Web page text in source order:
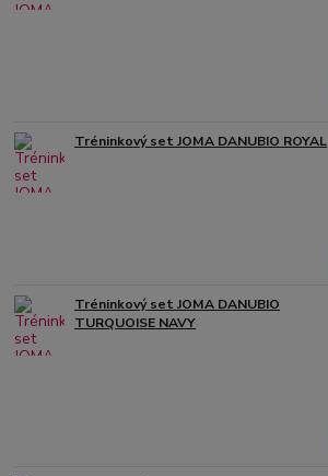
Tréninkový set JOMA DANUBIO ROYAL
Tréninkový set JOMA DANUBIO
TURQUOISE NAVY